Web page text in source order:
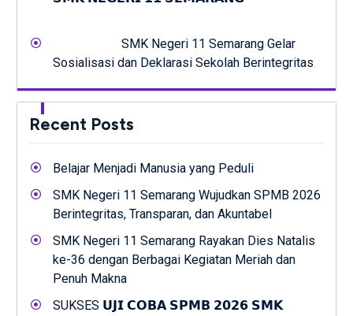
SMK Negeri 11 Semarang Gelar
Sosialisasi dan Deklarasi Sekolah Berintegritas
Recent Posts
Belajar Menjadi Manusia yang Peduli
SMK Negeri 11 Semarang Wujudkan SPMB 2026
Berintegritas, Transparan, dan Akuntabel
SMK Negeri 11 Semarang Rayakan Dies Natalis
ke-36 dengan Berbagai Kegiatan Meriah dan
Penuh Makna
SUKSES 𝗨𝗝𝗜 𝗖𝗢𝗕𝗔 𝗦𝗣𝗠𝗕 𝟮𝟬𝟮𝟲 𝗦𝗠𝗞